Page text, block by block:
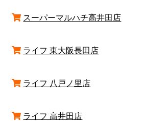
スーパーマルハチ高井田店
ライフ 東大阪長田店
ライフ 八戸ノ里店
ライフ 高井田店